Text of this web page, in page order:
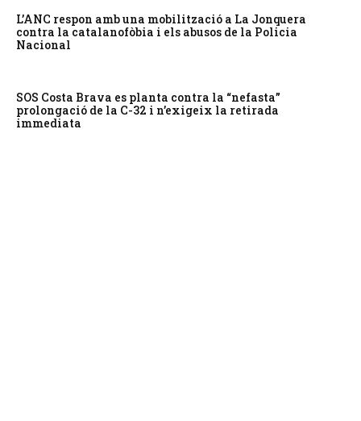
L’ANC respon amb una mobilització a La Jonquera
contra la catalanofòbia i els abusos de la Policia
Nacional
SOS Costa Brava es planta contra la “nefasta”
prolongació de la C-32 i n’exigeix la retirada
immediata